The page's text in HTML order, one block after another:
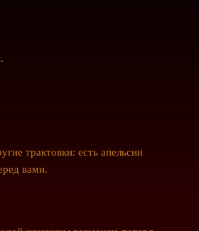
трактовки: есть апельсин
вами.